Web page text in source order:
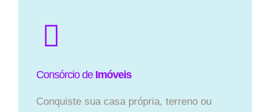
Consórcio de Imóveis
Conquiste sua casa própria, terreno ou